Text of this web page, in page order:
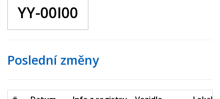
YY-00I00
Poslední změny